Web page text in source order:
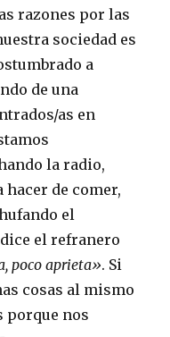
razones por las
sociedad es
a
de una
as en
la radio,
hacer de comer,
el
el refranero
poco aprieta». Si
cosas al mismo
porque nos